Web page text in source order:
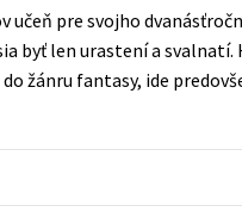
Výchova a pedagogika
Young adult
pre svojho
byť len urastení a svalnatí.
žánru fantasy, ide